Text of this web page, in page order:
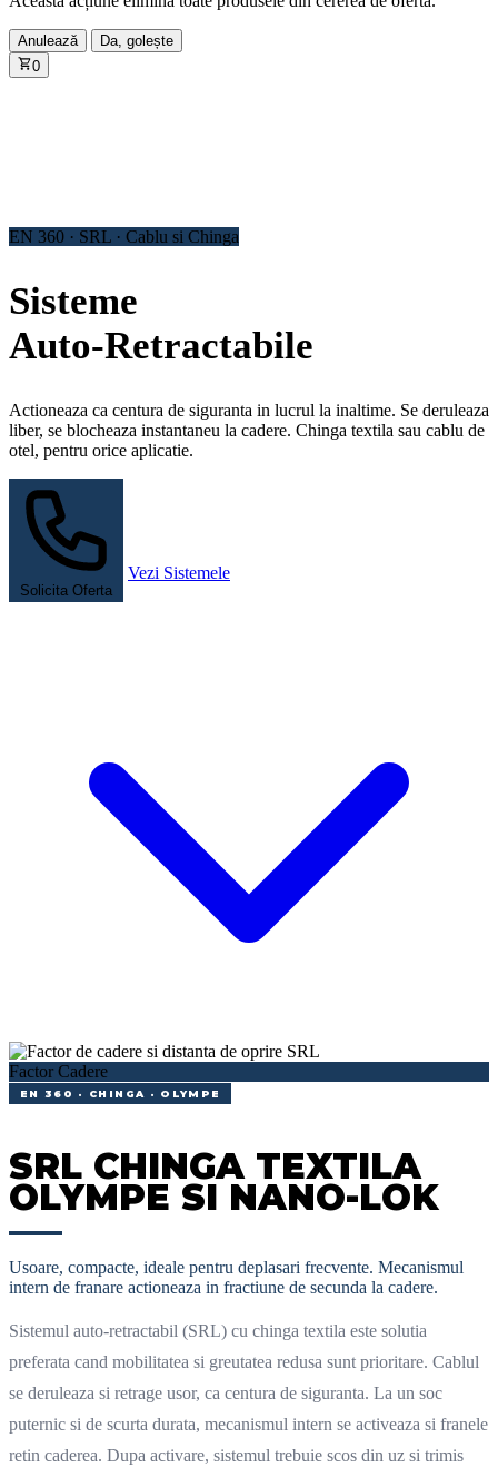
Anulează
Da, golește
0
EN 360 · SRL · Cablu si Chinga
Sisteme
Auto‑Retractabile
Actioneaza ca centura de siguranta in lucrul la inaltime. Se deruleaza
liber, se blocheaza instantaneu la cadere. Chinga textila sau cablu de
otel, pentru orice aplicatie.
Solicita Oferta
Vezi Sistemele
Factor Cadere
EN 360 · CHINGA · OLYMPE
SRL CHINGA TEXTILA
OLYMPE SI NANO-LOK
Usoare, compacte, ideale pentru deplasari frecvente. Mecanismul
intern de franare actioneaza in fractiune de secunda la cadere.
Sistemul auto-retractabil (SRL) cu chinga textila este solutia
preferata cand mobilitatea si greutatea redusa sunt prioritare. Cablul
se deruleaza si retrage usor, ca centura de siguranta. La un soc
puternic si de scurta durata, mecanismul intern se activeaza si franele
retin caderea. Dupa activare, sistemul trebuie scos din uz si trimis